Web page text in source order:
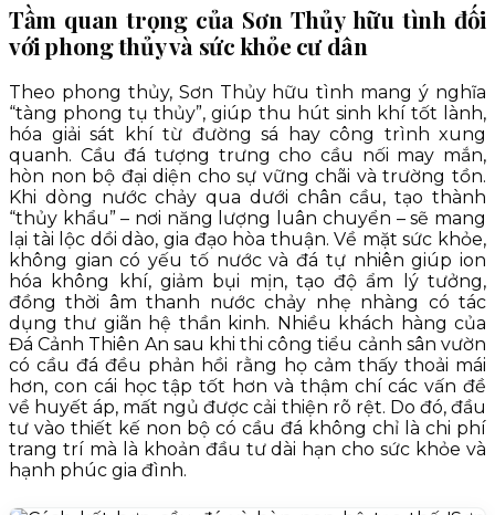
Tầm quan trọng của Sơn Thủy hữu tình đối
với phong thủy và sức khỏe cư dân
Theo phong thủy, Sơn Thủy hữu tình mang ý nghĩa
“tàng phong tụ thủy”, giúp thu hút sinh khí tốt lành,
hóa giải sát khí từ đường sá hay công trình xung
quanh. Cầu đá tượng trưng cho cầu nối may mắn,
hòn non bộ đại diện cho sự vững chãi và trường tồn.
Khi dòng nước chảy qua dưới chân cầu, tạo thành
“thủy khẩu” – nơi năng lượng luân chuyển – sẽ mang
lại tài lộc dồi dào, gia đạo hòa thuận. Về mặt sức khỏe,
không gian có yếu tố nước và đá tự nhiên giúp ion
hóa không khí, giảm bụi mịn, tạo độ ẩm lý tưởng,
đồng thời âm thanh nước chảy nhẹ nhàng có tác
dụng thư giãn hệ thần kinh. Nhiều khách hàng của
Đá Cảnh Thiên An sau khi thi công tiểu cảnh sân vườn
có cầu đá đều phản hồi rằng họ cảm thấy thoải mái
hơn, con cái học tập tốt hơn và thậm chí các vấn đề
về huyết áp, mất ngủ được cải thiện rõ rệt. Do đó, đầu
tư vào thiết kế non bộ có cầu đá không chỉ là chi phí
trang trí mà là khoản đầu tư dài hạn cho sức khỏe và
hạnh phúc gia đình.